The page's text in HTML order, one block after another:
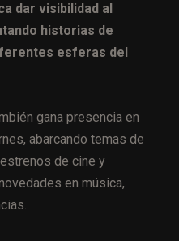
dar visibilidad al
historias de
esferas del
gana presencia en
abarcando temas de
de cine y
en música,